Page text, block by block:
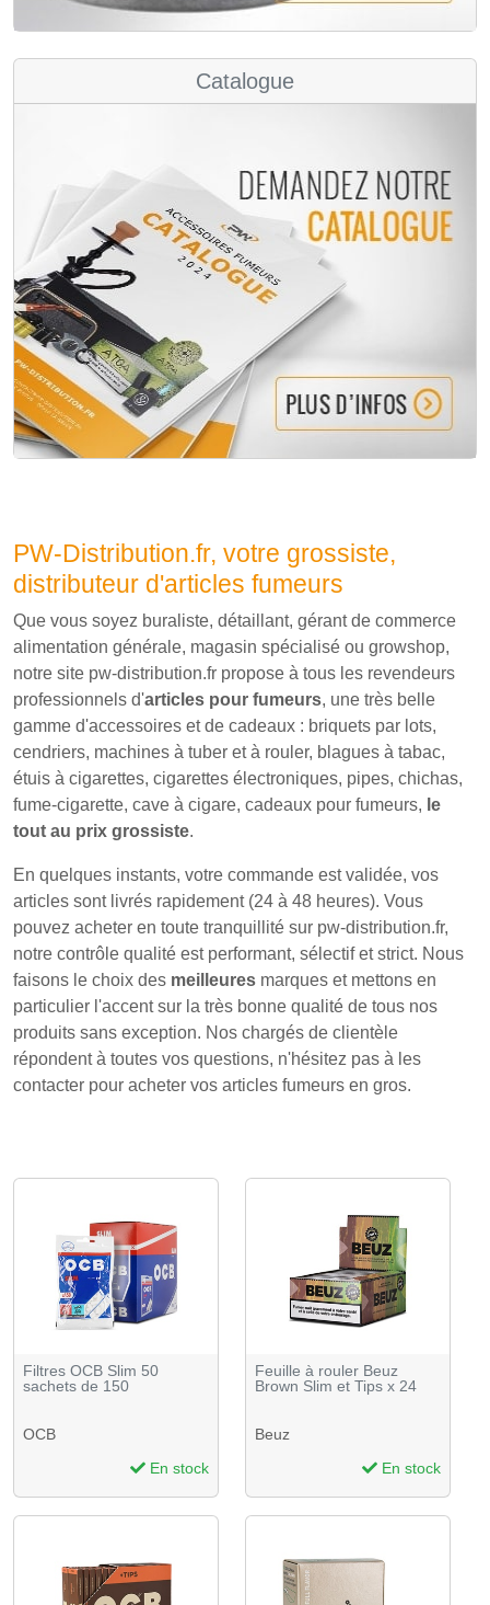
Catalogue
PW-Distribution.fr, votre grossiste,
distributeur d'articles fumeurs
Que vous soyez buraliste, détaillant, gérant de commerce
alimentation générale, magasin spécialisé ou growshop,
notre site pw-distribution.fr propose à tous les revendeurs
professionnels d'articles pour fumeurs, une très belle
gamme d'accessoires et de cadeaux : briquets par lots,
cendriers, machines à tuber et à rouler, blagues à tabac,
étuis à cigarettes, cigarettes électroniques, pipes, chichas,
fume-cigarette, cave à cigare, cadeaux pour fumeurs, le
tout au prix grossiste.
En quelques instants, votre commande est validée, vos
articles sont livrés rapidement (24 à 48 heures). Vous
pouvez acheter en toute tranquillité sur pw-distribution.fr,
notre contrôle qualité est performant, sélectif et strict. Nous
faisons le choix des meilleures marques et mettons en
particulier l'accent sur la très bonne qualité de tous nos
produits sans exception. Nos chargés de clientèle
répondent à toutes vos questions, n'hésitez pas à les
contacter pour acheter vos articles fumeurs en gros.
Filtres OCB Slim 50
sachets de 150
OCB
En stock
Feuille à rouler Beuz
Brown Slim et Tips x 24
Beuz
En stock